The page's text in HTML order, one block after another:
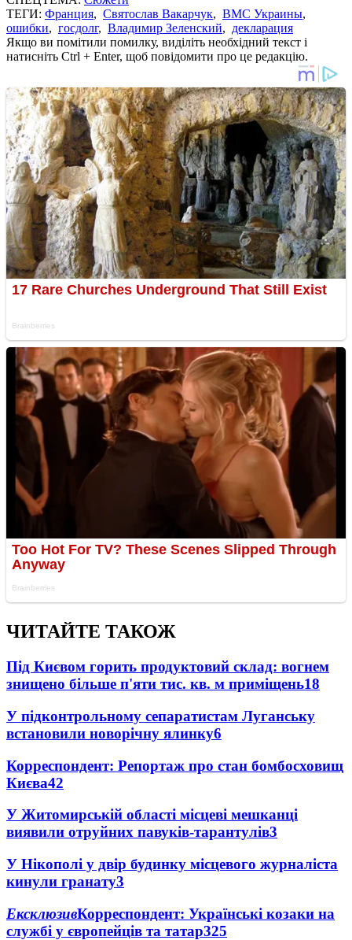
ТЕГИ: Франция, Святослав Вакарчук, ВМС Украины,
ошибки, госдолг, Владимир Зеленский, декларация
Якщо ви помітили помилку, виділіть необхідний текст і
натисніть Ctrl + Enter, щоб повідомити про це редакцію.
ЧИТАЙТЕ ТАКОЖ
Під Києвом горить продуктовий склад: вогнем
знищено більше п'яти тис. кв. м приміщень18
У підконтрольному сепаратистам Луганську
встановили новорічну ялинку6
Корреспондент: Репортаж про стан бомбосховищ
Києва42
У Житомирській області місцеві мешканці
виявили отруйних павуків-тарантулів3
У Нікополі у двір будинку місцевого журналіста
кинули гранату3
ЕксклюзивКорреспондент: Українські козаки на
службі у європейців та татар325